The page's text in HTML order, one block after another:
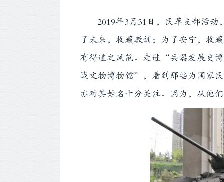
2019年3月31日，民革支部活
了未来，收藏教训；为了安宁，收
有得道之风范。走进“兵器发展史
战文物博物馆”，看到那些为国家
亦对其姓名十分关注。因为，从他